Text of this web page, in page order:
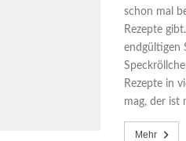
schon mal
Rezepte
endgültigen
Rezepte in
mag, der ist
Mehr